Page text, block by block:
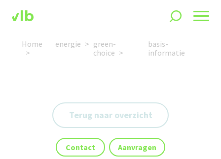
Home energie
green-
choice
basis-
informatie
Terug naar overzicht
Contact Aanvragen